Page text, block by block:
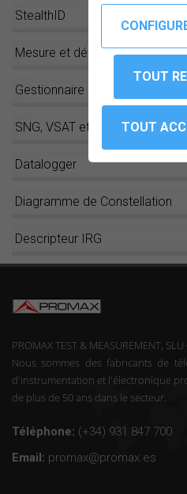
StealthID
Mesure et décodage de
Gestionnaire de chantiers
SNG, VSAT et signaux de balise
Datalogger
Diagramme de Constellation
Descripteur IRG
PROMAX TEST & MEASUREMENT,
Nous sommes des fabricants de
d'instrumentation et l'électronique
de plus de 50 ans dans le secteur.
Téléphone: (+34) 931 847 700
Email: promax@promax.es